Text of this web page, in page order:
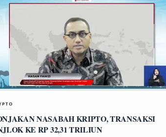
NASABAH KRIPTO, TRANSAKSI
KE RP 32,31 TRILIUN